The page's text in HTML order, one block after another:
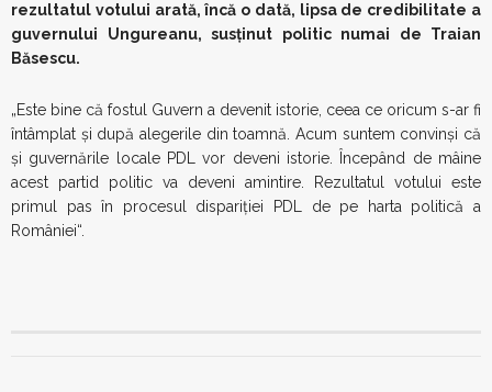
rezultatul votului arată, încă o dată, lipsa de credibilitate a
guvernului Ungureanu, susţinut politic numai de Traian
Băsescu.
„Este bine că fostul Guvern a devenit istorie, ceea ce oricum s-ar fi
întâmplat şi după alegerile din toamnă. Acum suntem convinşi că
şi guvernările locale PDL vor deveni istorie. Începând de mâine
acest partid politic va deveni amintire. Rezultatul votului este
primul pas în procesul dispariţiei PDL de pe harta politică a
României“.